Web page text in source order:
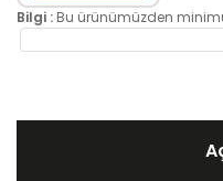
Bilgi : Bu ürünümüzden